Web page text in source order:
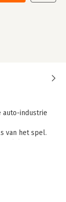
auto-industrie
van het spel.
Dit boek